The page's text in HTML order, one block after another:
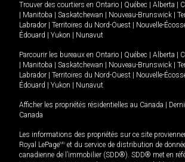
Trouver des courtiers en Ontario Québec Alberta
Manitoba Saskatchewan Nouveau-Brunswick
Labrador
Territoires du Nord-Ouest Nouvelle-
Édouard
Yukon Nunavut
Parcourir les bureaux en Ontario Québec Alberta
Manitoba Saskatchewan Nouveau-Brunswick
Labrador
Territoires du Nord-Ouest Nouvelle-
Édouard
Yukon Nunavut
Afficher les propriétés résidentielles au Canada
Canada
Les informations des propriétés sur ce site
Royal LePageMD et du service de distribution de
canadienne de l’immobilier (SDD®). SDD® met en